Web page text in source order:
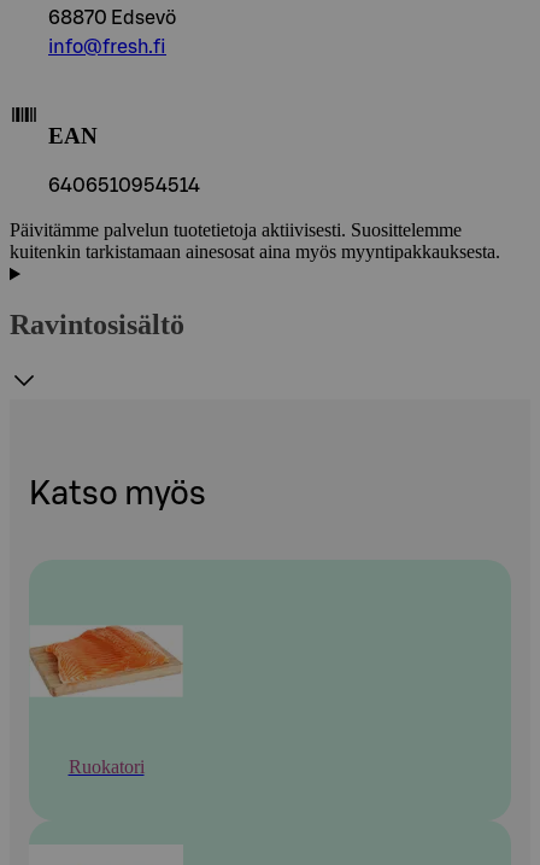
68870 Edsevö
info@fresh.fi
EAN
6406510954514
Päivitämme palvelun tuotetietoja aktiivisesti. Suosittelemme
kuitenkin tarkistamaan ainesosat aina myös myyntipakkauksesta.
Ravintosisältö
Katso myös
Ruokatori